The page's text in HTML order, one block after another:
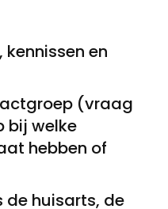
en
(vraag
bij welke
hebben of
de huisarts, de